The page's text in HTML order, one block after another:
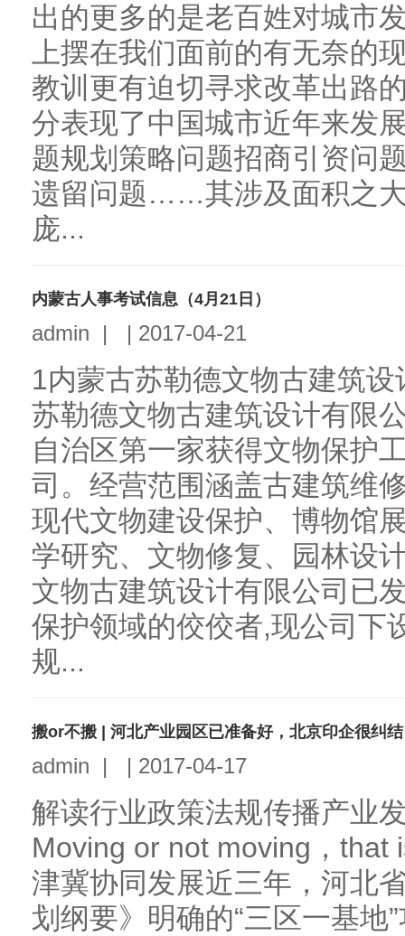
出的更多的是老百姓对城市
上摆在我们面前的有无奈的
教训更有迫切寻求改革出路
分表现了中国城市近年来发
题规划策略问题招商引资问
遗留问题……其涉及面积之
庞...
内蒙古人事考试信息（4月21日）
admin | | 2017-04-21
1内蒙古苏勒德文物古建筑
苏勒德文物古建筑设计有限
自治区第一家获得文物保护
司。经营范围涵盖古建筑维
现代文物建设保护、博物馆
学研究、文物修复、园林设
文物古建筑设计有限公司已
保护领域的佼佼者,现公司下
规...
搬or不搬 | 河北产业园区已准备好，北京印企很纠
admin | | 2017-04-17
解读行业政策法规传播产业
Moving or not moving，
津冀协同发展近三年，河北
划纲要》明确的“三区一基地